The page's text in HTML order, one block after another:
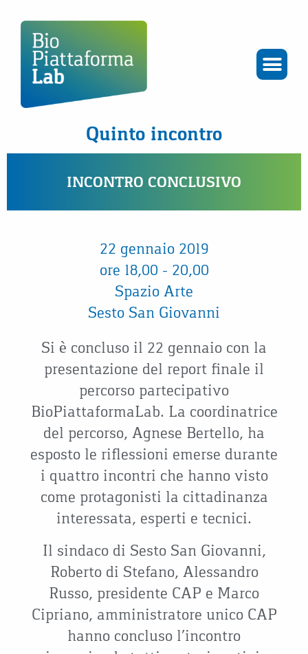
Quinto incontro
INCONTRO CONCLUSIVO
22 gennaio 2019
ore 18,00 – 20,00
Spazio Arte
Sesto San Giovanni
Si è concluso il 22 gennaio con la
presentazione del report finale il
percorso partecipativo
BioPiattaformaLab. La coordinatrice
del percorso, Agnese Bertello, ha
esposto le riflessioni emerse durante
i quattro incontri che hanno visto
come protagonisti la cittadinanza
interessata, esperti e tecnici.
Il sindaco di Sesto San Giovanni,
Roberto di Stefano, Alessandro
Russo, presidente CAP e Marco
Cipriano, amministratore unico CAP
hanno concluso l’incontro